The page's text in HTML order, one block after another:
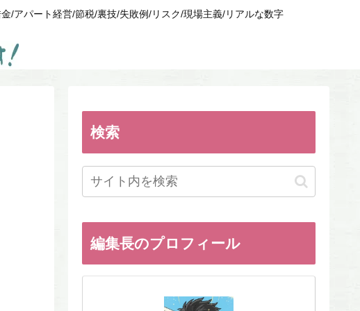
/アパート経営/節税/裏技/失敗例/リスク/現場主義/リアルな数字
検索
編集長のプロフィール